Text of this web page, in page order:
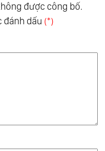
được công bố.
đánh dấu (*)